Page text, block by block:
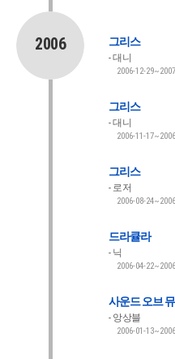
2006 그리스
대니
2006-12-
그리스
대니
2006-11-
그리스
로저
2006-08-
드라큘라
닉
2006-04-
사운드 오브
앙상블
2006-01-